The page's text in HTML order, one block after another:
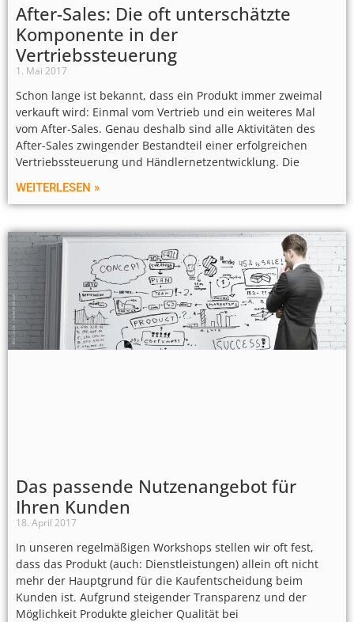
After-Sales: Die oft unterschätzte
Komponente in der
Vertriebssteuerung
1. Mai 2017
Schon lange ist bekannt, dass ein Produkt immer zweimal
verkauft wird: Einmal vom Vertrieb und ein weiteres Mal
vom After-Sales. Genau deshalb sind alle Aktivitäten des
After-Sales zwingender Bestandteil einer erfolgreichen
Vertriebssteuerung und Händlernetzentwicklung. Die
WEITERLESEN »
Das passende Nutzenangebot für
Ihren Kunden
18. April 2017
In unseren regelmäßigen Workshops stellen wir oft fest,
dass das Produkt (auch: Dienstleistungen) allein oft nicht
mehr der Hauptgrund für die Kaufentscheidung beim
Kunden ist. Aufgrund steigender Transparenz und der
Möglichkeit Produkte gleicher Qualität bei